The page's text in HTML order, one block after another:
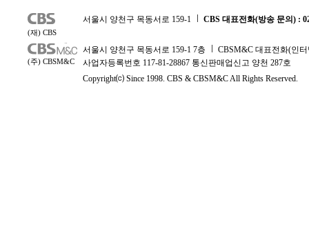
(재) CBS
서울시 양천구 목동서로 159-1 CBS 대표전화(방송 문의) :
(주) CBSM&C
서울시 양천구 목동서로 159-1 7층
CBSM&C 대표전화(인터
사업자등록번호 117-81-28867 통신판매업신고 양천 287호
Copyright⒞ Since 1998. CBS & CBSM&C All Rights Reserved.